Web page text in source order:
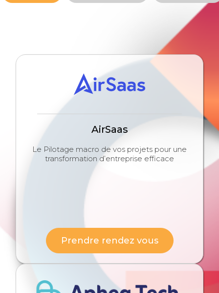
AirSaas
Le Pilotage macro de vos projets pour une
transformation d’entreprise efficace
Prendre rendez vous